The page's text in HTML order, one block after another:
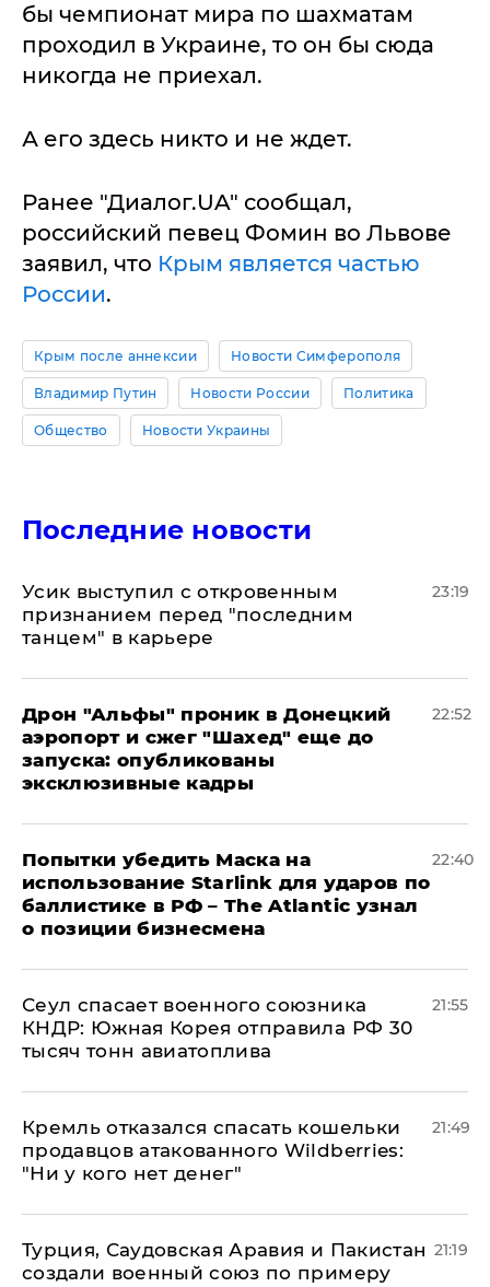
бы чемпионат мира по шахматам
проходил в Украине, то он бы сюда
никогда не приехал.
А его здесь никто и не ждет.
Ранее "Диалог.UA" сообщал,
российский певец Фомин во Львове
заявил, что Крым является частью
России.
Крым после аннексии Новости Симферополя
Владимир Путин Новости России Политика
Общество Новости Украины
Последние новости
Усик выступил с откровенным
признанием перед "последним
танцем" в карьере
23:19
Дрон "Альфы" проник в Донецкий
аэропорт и сжег "Шахед" еще до
запуска: опубликованы
эксклюзивные кадры
22:52
Попытки убедить Маска на
использование Starlink для ударов по
баллистике в РФ – The Atlantic узнал
о позиции бизнесмена
22:40
​Сеул спасает военного союзника
КНДР: Южная Корея отправила РФ 30
тысяч тонн авиатоплива
21:55
Кремль отказался спасать кошельки
продавцов атакованного Wildberries:
"Ни у кого нет денег"
21:49
Турция, Саудовская Аравия и Пакистан
создали военный союз по примеру
21:19